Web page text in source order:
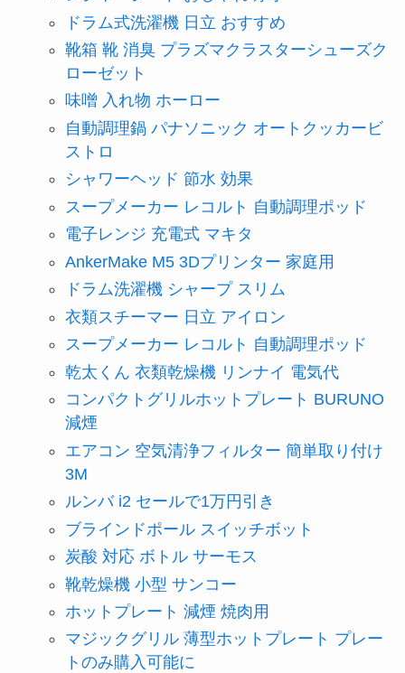
ドラム式洗濯機 日立 おすすめ
靴箱 靴 消臭 プラズマクラスターシューズク
ローゼット
味噌 入れ物 ホーロー
自動調理鍋 パナソニック オートクッカービ
ストロ
シャワーヘッド 節水 効果
スープメーカー レコルト 自動調理ポッド
電子レンジ 充電式 マキタ
AnkerMake M5 3Dプリンター 家庭用
ドラム洗濯機 シャープ スリム
衣類スチーマー 日立 アイロン
スープメーカー レコルト 自動調理ポッド
乾太くん 衣類乾燥機 リンナイ 電気代
コンパクトグリルホットプレート BURUNO
減煙
エアコン 空気清浄フィルター 簡単取り付け
3M
ルンバ i2 セールで1万円引き
ブラインドポール スイッチボット
炭酸 対応 ボトル サーモス
靴乾燥機 小型 サンコー
ホットプレート 減煙 焼肉用
マジックグリル 薄型ホットプレート プレー
トのみ購入可能に